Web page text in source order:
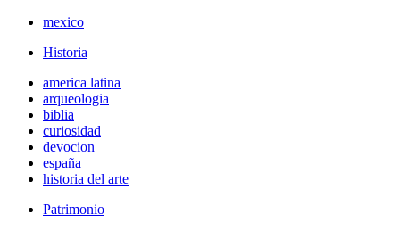
mexico
Historia
america latina
arqueologia
biblia
curiosidad
devocion
españa
historia del arte
Patrimonio